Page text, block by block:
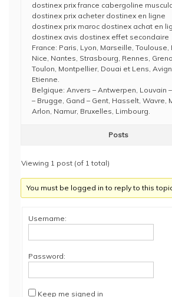
dostinex prix france cabergoline
dostinex prix acheter dostinex en ligne
dostinex prix maroc dostinex achat en
dostinex avis dostinex effet secondaire
France: Paris, Lyon, Marseille, Toulouse,
Nice, Nantes, Strasbourg, Rennes,
Toulon, Montpellier, Douai et Lens,
Etienne.
Belgique: Anvers – Antwerpen, Louvain
– Brugge, Gand – Gent, Hasselt, Wavre,
Arlon, Namur, Bruxelles, Limbourg.
Posts
Viewing 1 post (of 1 total)
You must be logged in to reply to this
Username:
Password:
Keep me signed in